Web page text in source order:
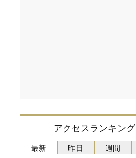
アクセスランキング
最新
昨日 週間